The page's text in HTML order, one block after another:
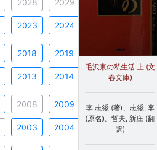
2023 2024
2018 2019
2013 2014
2008 2009
2003 2004
毛沢東の私生活 上 (文
春文庫)
李 志綏 (著)、志綏, 李
(原名)、哲夫, 新庄 (翻
訳)